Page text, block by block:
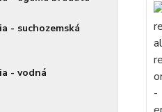
- suchozemská
- vodná